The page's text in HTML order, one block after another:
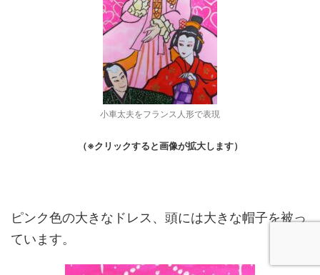
小車太夫をフランス人形で表現
（※クリックすると画像が拡大します）
ピンク色の大きなドレス、頭には大きな帽子を被っ
ています。